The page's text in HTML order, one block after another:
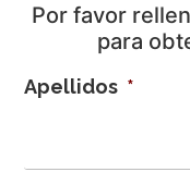
Por favor
para
Apellidos *